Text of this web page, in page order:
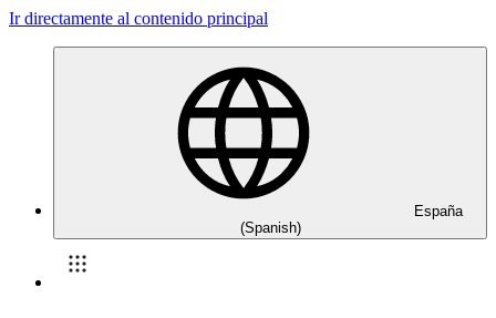
Ir directamente al contenido principal
España
(Spanish)